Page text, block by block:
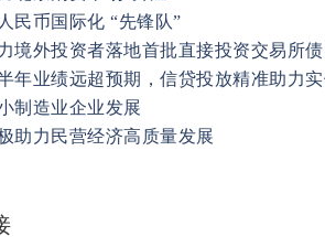
民币国际化 “先锋队”
境外投资者落地首批直接投资交易所
年业绩远超预期，信贷投放精准助力
制造业企业发展
助力民营经济高质量发展